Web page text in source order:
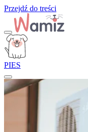
Przejdź do treści
PIES